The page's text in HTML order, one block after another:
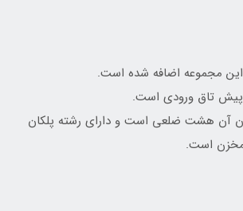
مجموعه اضافه شده است.
پیش تاق ورودی است.
آن هشت ضلعی است و دارای رشته پلکان
است.